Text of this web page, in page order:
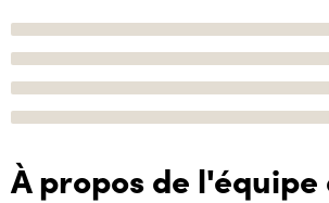
À propos de